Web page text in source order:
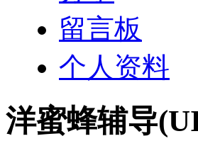
留言板
个人资料
洋蜜蜂辅导